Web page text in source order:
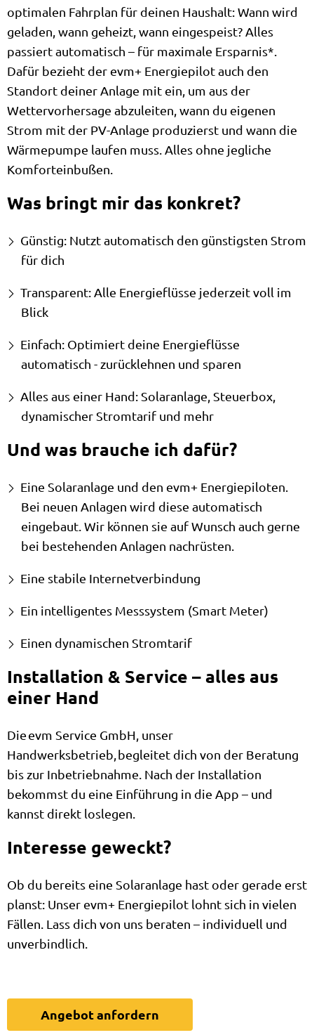
optimalen Fahrplan für deinen Haushalt: Wann wird
geladen, wann geheizt, wann eingespeist? Alles
passiert automatisch – für maximale Ersparnis*.
Dafür bezieht der evm+ Energiepilot auch den
Standort deiner Anlage mit ein, um aus der
Wettervorhersage abzuleiten, wann du eigenen
Strom mit der PV-Anlage produzierst und wann die
Wärmepumpe laufen muss. Alles ohne jegliche
Komforteinbußen.
Was bringt mir das konkret?
Günstig: Nutzt automatisch den günstigsten Strom
für dich
Transparent: Alle Energieflüsse jederzeit voll im
Blick
Einfach: Optimiert deine Energieflüsse
automatisch - zurücklehnen und sparen
Alles aus einer Hand: Solaranlage, Steuerbox,
dynamischer Stromtarif und mehr
Und was brauche ich dafür?
Eine Solaranlage und den evm+ Energiepiloten.
Bei neuen Anlagen wird diese automatisch
eingebaut. Wir können sie auf Wunsch auch gerne
bei bestehenden Anlagen nachrüsten.
Eine stabile Internetverbindung
Ein intelligentes Messsystem (Smart Meter)
Einen dynamischen Stromtarif
Installation & Service – alles aus
einer Hand
Die evm Service GmbH, unser
Handwerksbetrieb, begleitet dich von der Beratung
bis zur Inbetriebnahme. Nach der Installation
bekommst du eine Einführung in die App – und
kannst direkt loslegen.
Interesse geweckt?
Ob du bereits eine Solaranlage hast oder gerade erst
planst: Unser evm+ Energiepilot lohnt sich in vielen
Fällen. Lass dich von uns beraten – individuell und
unverbindlich.
Angebot anfordern